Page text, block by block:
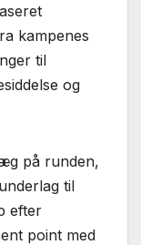
kampenes
til
og
på runden,
til
efter
point med